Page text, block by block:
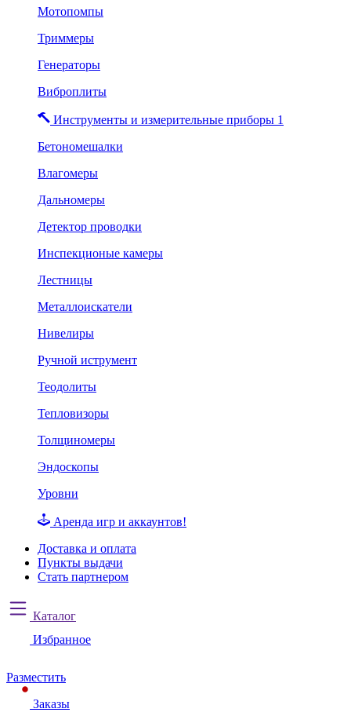
Мотопомпы
Триммеры
Генераторы
Виброплиты
Инструменты и измерительные приборы 1
Бетономешалки
Влагомеры
Дальномеры
Детектор проводки
Инспекционые камеры
Лестницы
Металлоискатели
Нивелиры
Ручной иструмент
Теодолиты
Тепловизоры
Толщиномеры
Эндоскопы
Уровни
Аренда игр и аккаунтов!
Доставка и оплата
Пункты выдачи
Стать партнером
Каталог
Избранное
Разместить
Заказы